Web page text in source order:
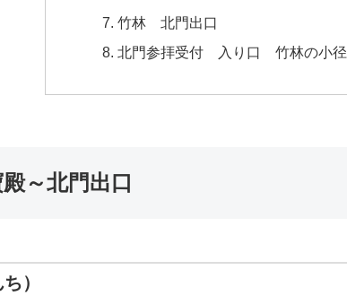
竹林 北門出口
北門参拝受付 入り口 竹林の小径
～北門出口
）